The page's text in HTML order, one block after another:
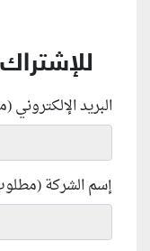
البريد
إسم الشركة